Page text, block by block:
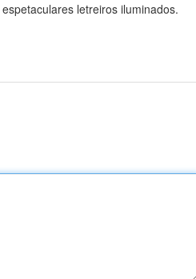
letreiros iluminados.